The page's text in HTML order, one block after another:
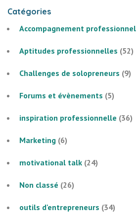
Catégories
Accompagnement professionnel
Aptitudes professionnelles (52)
Challenges de solopreneurs (9)
Forums et évènements (5)
inspiration professionnelle (36)
Marketing (6)
motivational talk (24)
Non classé (26)
outils d'entrepreneurs (34)